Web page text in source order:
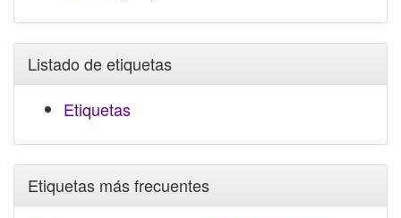
Listado de etiquetas
Etiquetas
Etiquetas más frecuentes